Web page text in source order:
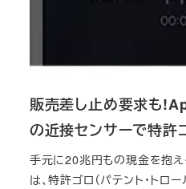
販売差し止め要求も
の近接センサーで特
手元に20兆円もの現金を抱
は、特許ゴロ（パテント・トロ